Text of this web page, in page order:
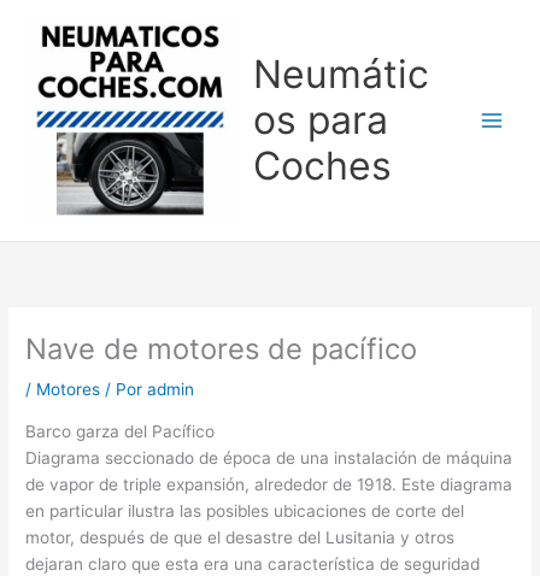
Neumátic
os para
Coches
Nave de motores de pacífico
/ Motores / Poradmin
Barco garza del Pacífico
Diagrama seccionado de época de una instalación de máquina
de vapor de triple expansión, alrededor de 1918. Este diagrama
en particular ilustra las posibles ubicaciones de corte del
motor, después de que el desastre del Lusitania y otros
dejaran claro que esta era una característica de seguridad